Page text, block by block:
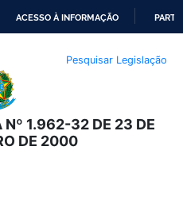
O
CONTEÚDO
ACESSO À INFORMAÇÃO
Pesquisar Legislação
Nº 1.962-32 DE 23 DE
DE 2000